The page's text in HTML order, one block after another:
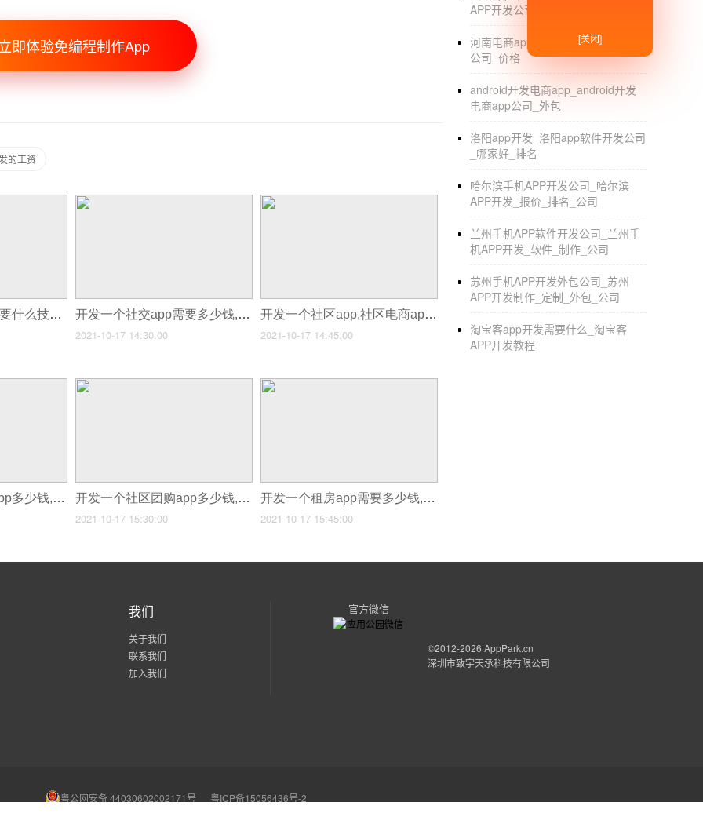
即体验免编程制作App
的工资
开发一个社交app需要什么技术,社交app开发哪家好 开发一个社交app需要多少钱,交友app开发需要多少钱
2021-10-17 14:30:00
开发一个社区app,社区电商app开发公司
2021-10-17 14:45:00
开发一个社区商城app多少钱,一个商城app开发要多少钱 开发一个社区团购app多少钱,太原开发社区团购app价格
2021-10-17 15:30:00
开发一个租房app需要多少钱,短租app开发
2021-10-17 15:45:00
APP开发公司_方案
河南电商app开发_河南电商app开发
公司_价格
android开发电商app_android开发
电商app公司_外包
洛阳app开发_洛阳app软件开发公司
_哪家好_排名
哈尔滨手机APP开发公司_哈尔滨
APP开发_报价_排名_公司
兰州手机APP软件开发公司_兰州手
机APP开发_软件_制作_公司
苏州手机APP开发外包公司_苏州
APP开发制作_定制_外包_公司
淘宝客app开发需要什么_淘宝客
APP开发教程
我们
关于我们
联系我们
加入我们
官方微信
©2012-2026 AppPark.cn
深圳市致宇天承科技有限公司
粤公网安备 44030602002171号 粤ICP备15056436号-2
[关闭]